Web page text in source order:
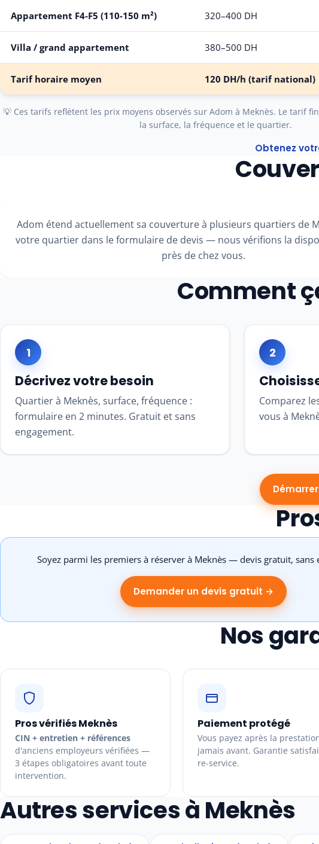
Appartement F4-F5 (110-150 m²) 320–400 DH
Villa / grand appartement 380–500 DH
Tarif horaire moyen 120 DH/h (tarif national)
💡 Ces tarifs reflètent les prix moyens observés sur Adom à Meknès. Le tarif
la surface, la fréquence et le quartier.
Obtenez
Adom étend actuellement sa couverture à plusieurs quartiers de
votre quartier dans le formulaire de devis — nous vérifions la
près de chez vous.
Comment
1
Décrivez votre besoin
Quartier à Meknès, surface, fréquence :
formulaire en 2 minutes. Gratuit et sans
engagement.
2
Comparez
vous à
Soyez parmi les premiers à réserver à Meknès — devis gratuit, sans
Demander un devis gratuit →
Nos
Pros vérifiés Meknès
CIN + entretien + références
d'anciens employeurs vérifiées —
3 étapes obligatoires avant toute
intervention.
Paiement protégé
Vous payez après la
jamais avant. Garantie
re-service.
Autres services à Meknès